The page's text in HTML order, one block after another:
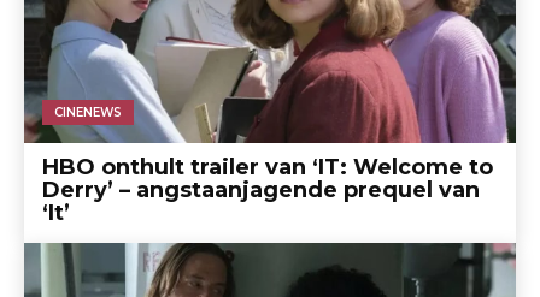
CINENEWS
HBO onthult trailer van ‘IT: Welcome to
Derry’ – angstaanjagende prequel van
‘It’